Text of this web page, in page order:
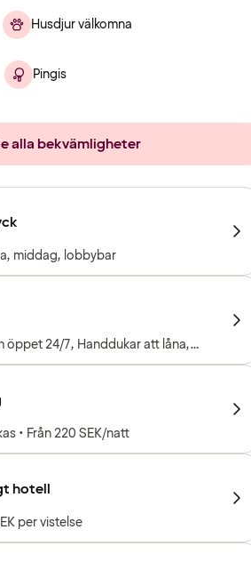
Husdjur välkomna
Pingis
alla bekvämligheter
middag, lobbybar
öppet 24/7, Handdukar att låna,
Fria vikter
• Från 220 SEK/natt
hotell
per vistelse